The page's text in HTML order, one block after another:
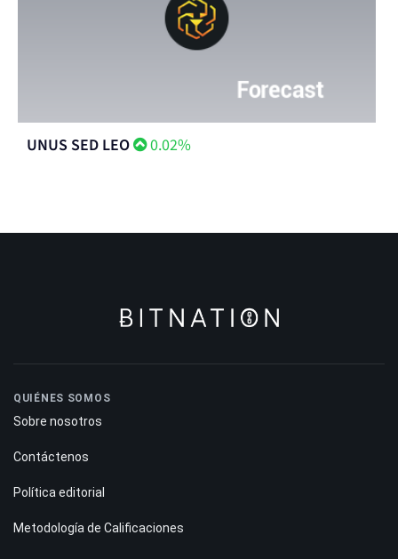
UNUS SED LEO 0.02%
QUIÉNES SOMOS
Sobre nosotros
Contáctenos
Política editorial
Metodología de Calificaciones